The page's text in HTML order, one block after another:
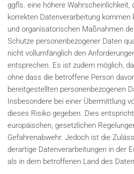
ggfls. eine höhere Wahrscheinlichkeit,
korrekten Datenverarbeitung kommen
und organisatorischen Maßnahmen
Schutze personenbezogener Daten
nicht vollumfänglich den
entsprechen. Es ist zudem möglich,
ohne dass die betroffene Person
bereitgestellten personenbezogenen
Insbesondere bei einer Übermittlung
dieses Risiko gegeben. Dies
europäischen, gesetzlichen
Gefahrenabwehr. Jedoch ist die
derartige Datenverarbeitungen in der
als in dem betroffenen Land des